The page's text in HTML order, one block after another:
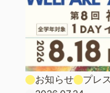
お知らせ プレ